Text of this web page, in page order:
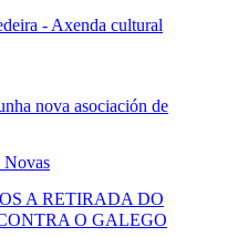
- Axenda cultural
nova asociación de
Novas
A RETIRADA DO
O GALEGO